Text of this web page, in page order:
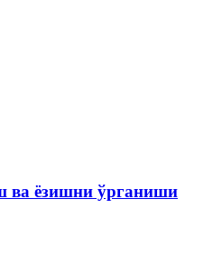
ва ёзишни ўрганиши